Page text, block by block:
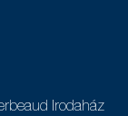
Irodaház